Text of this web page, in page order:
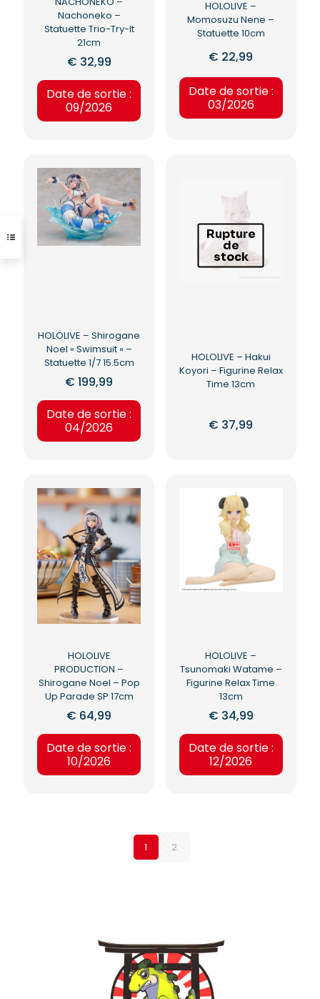
Nachoneko –
Statuette Trio-Try-It
21cm
€ 32,99
Date de sortie :
09/2026
HOLOLIVE –
Momosuzu Nene –
Statuette 10cm
€ 22,99
Date de sortie :
03/2026
HOLOLIVE – Shirogane
Noel « Swimsuit » –
Statuette 1/7 15.5cm
€ 199,99
Date de sortie :
04/2026
Rupture
de
stock
HOLOLIVE – Hakui
Koyori – Figurine Relax
Time 13cm
€ 37,99
HOLOLIVE
PRODUCTION –
Shirogane Noel – Pop
Up Parade SP 17cm
€ 64,99
Date de sortie :
10/2026
HOLOLIVE –
Tsunomaki Watame –
Figurine Relax Time
13cm
€ 34,99
Date de sortie :
12/2026
1 2